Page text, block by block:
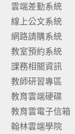
雲端差勤系統
線上公文系統
網路請購系統
教室預約系統
課務相關資訊
教師研習專區
教育雲端硬碟
教育雲電子信箱
翰林雲端學院